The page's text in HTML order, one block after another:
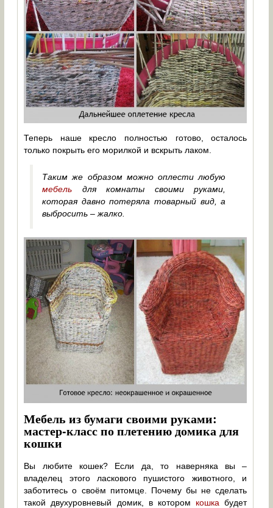
Теперь наше кресло полностью готово, осталось
только покрыть его морилкой и вскрыть лаком.
Таким же образом можно оплести любую
мебель для комнаты своими руками,
которая давно потеряла товарный вид, а
выбросить – жалко.
Мебель из бумаги своими руками:
мастер-класс по плетению домика для
кошки
Вы любите кошек? Если да, то наверняка вы –
владелец этого ласкового пушистого животного, и
заботитесь о своём питомце. Почему бы не сделать
такой двухуровневый домик, в котором кошка будет